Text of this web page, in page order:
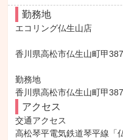
勤務地
エコリング仏生山店
香川県高松市仏生山町甲
勤務地
香川県高松市仏生山町甲
アクセス
交通アクセス
高松琴平電気鉄道琴平線「